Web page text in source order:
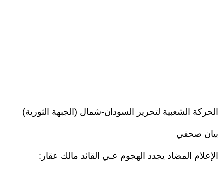
الحركة الشعبية لتحرير السودان-شمال (الجبهة الثورية)
بيان صحفي
الإعلام المضاد يجدد الهجوم علي القائد مالك عقار: